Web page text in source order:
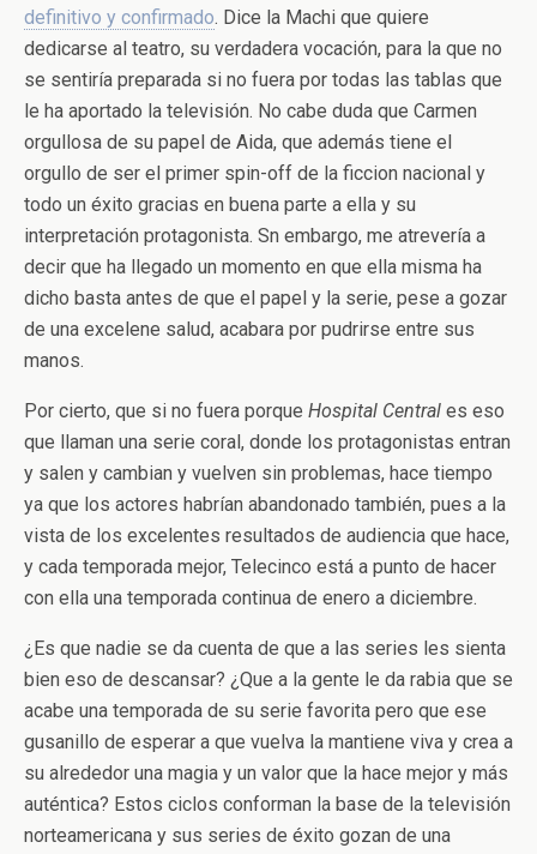
definitivo y confirmado. Dice la Machi que quiere
dedicarse al teatro, su verdadera vocación, para la que no
se sentiría preparada si no fuera por todas las tablas que
le ha aportado la televisión. No cabe duda que Carmen
orgullosa de su papel de Aida, que además tiene el
orgullo de ser el primer spin-off de la ficcion nacional y
todo un éxito gracias en buena parte a ella y su
interpretación protagonista. Sn embargo, me atrevería a
decir que ha llegado un momento en que ella misma ha
dicho basta antes de que el papel y la serie, pese a gozar
de una excelene salud, acabara por pudrirse entre sus
manos.
Por cierto, que si no fuera porque Hospital Central es eso
que llaman una serie coral, donde los protagonistas entran
y salen y cambian y vuelven sin problemas, hace tiempo
ya que los actores habrían abandonado también, pues a la
vista de los excelentes resultados de audiencia que hace,
y cada temporada mejor, Telecinco está a punto de hacer
con ella una temporada continua de enero a diciembre.
¿Es que nadie se da cuenta de que a las series les sienta
bien eso de descansar? ¿Que a la gente le da rabia que se
acabe una temporada de su serie favorita pero que ese
gusanillo de esperar a que vuelva la mantiene viva y crea a
su alrededor una magia y un valor que la hace mejor y más
auténtica? Estos ciclos conforman la base de la televisión
norteamericana y sus series de éxito gozan de una